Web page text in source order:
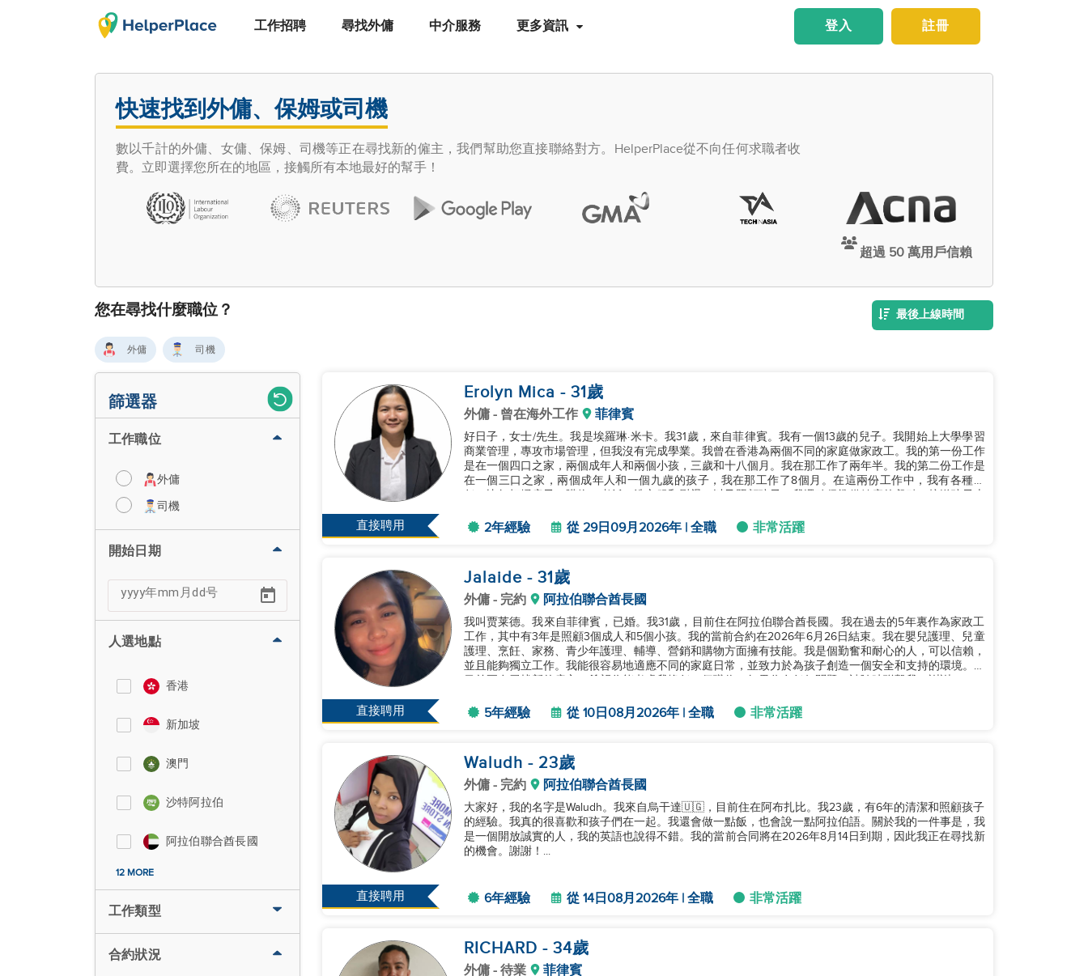
工作招聘 尋找外傭 中介服務 更多資訊 註冊
登入
快速找到外傭、保姆或司機
數以千計的外傭、女傭、保姆、司機等正在尋找新的僱主，我們幫助您直接聯絡對方。HelperPlace從不向任何求職者收
費。立即選擇您所在的地區，接觸所有本地最好的幫手！
超過 50 萬用戶信賴
您在尋找什麼職位？ 最後上線時間
外傭 司機
篩選器
工作職位
外傭
司機
開始日期
人選地點
香港
新加坡
澳門
沙特阿拉伯
阿拉伯聯合酋長國
12 MORE
工作類型
合約狀況
直接聘用
Erolyn Mica - 31歲
外傭 - 曾在海外工作 菲律賓
好日子，女士/先生。我是埃羅琳·米卡。我31歲，來自菲律賓。我有一個13歲的兒子。我開始上大學學習
商業管理，專攻市場管理，但我沒有完成學業。我曾在香港為兩個不同的家庭做家政工。我的第一份工作
是在一個四口之家，兩個成年人和兩個小孩，三歲和十八個月。我在那工作了兩年半。我的第二份工作是
在一個三口之家，兩個成年人和一個九歲的孩子，我在那工作了8個月。在這兩份工作中，我有各種責
2年經驗 從 29日09月2026年 | 全職 非常活躍
直接聘用
Jalaide - 31歲
外傭 - 完約 阿拉伯聯合酋長國
我叫贾莱德。我來自菲律賓，已婚。我31歲，目前住在阿拉伯聯合酋長國。我在過去的5年裏作為家政工
工作，其中有3年是照顧3個成人和5個小孩。我的當前合約在2026年6月26日結束。我在嬰兒護理、兒童
護理、烹飪、家務、青少年護理、輔導、營銷和購物方面擁有技能。我是個勤奮和耐心的人，可以信賴，
並且能夠獨立工作。我能很容易地適應不同的家庭日常，並致力於為孩子創造一個安全和支持的環境。我
5年經驗 從 10日08月2026年 | 全職 非常活躍
直接聘用
Waludh - 23歲
外傭 - 完約 阿拉伯聯合酋長國
大家好，我的名字是Waludh。我來自烏干達🇺🇬，目前住在阿布扎比。我23歲，有6年的清潔和照顧孩子
的經驗。我真的很喜歡和孩子們在一起。我還會做一點飯，也會說一點阿拉伯語。關於我的一件事是，我
是一個開放誠實的人，我的英語也說得不錯。我的當前合同將在2026年8月14日到期，因此我正在尋找新
的機會。謝謝！...
6年經驗 從 14日08月2026年 | 全職 非常活躍
RICHARD - 34歲
外傭 - 待業 菲律賓